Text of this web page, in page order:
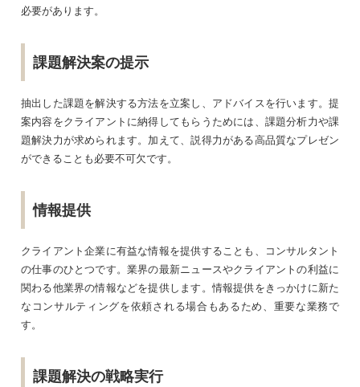
必要があります。
課題解決案の提示
抽出した課題を解決する方法を立案し、アドバイスを行います。提
案内容をクライアントに納得してもらうためには、課題分析力や課
題解決力が求められます。加えて、説得力がある高品質なプレゼン
ができることも必要不可欠です。
情報提供
クライアント企業に有益な情報を提供することも、コンサルタント
の仕事のひとつです。業界の最新ニュースやクライアントの利益に
関わる他業界の情報などを提供します。情報提供をきっかけに新た
なコンサルティングを依頼される場合もあるため、重要な業務で
す。
課題解決の戦略実行